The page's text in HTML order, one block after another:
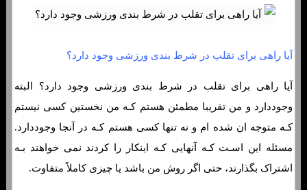
آیا راهی برای تقلب در شرط بندی ورزشی وجود دارد؟
آیا راهی برای تقلب در شرط بندی ورزشی وجود دارد؟ البته
وجوددارد و من تقریبا مطمئن هستم کـه من نخستین کسی نیستم
کـه متوجه ان شده ام و نه تنها کسی هستم کـه در آنجا وجوددارد.
مسئله این اسـت کـه آنهایی کـه اینکار را کردند نمی خواهند بـه
اشتراک بگذارند، حتی اگر روش من باشد یا چیزی کاملاً متفاوت.